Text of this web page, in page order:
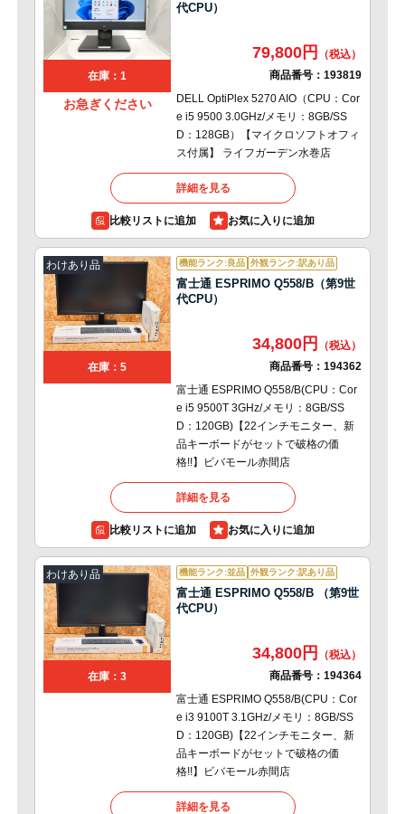
在庫：1
お急ぎください
代CPU）
79,800円
商品番号： 193819
DELL OptiPlex 5270 AIO（CPU：Cor
e i5 9500 3.0GHz/メモリ：8GB/SS
D：128GB）【マイクロソフトオフィ
ス付属】 ライフガーデン水巻店
詳細を見る
比較リストに追加
わけあり品
在庫：5
機能ランク:良品 外観ランク:訳あり品
富士通 ESPRIMO Q558/B（第9世
代CPU）
34,800円
商品番号： 194362
富士通 ESPRIMO Q558/B(CPU：Cor
e i5 9500T 3GHz/メモリ：8GB/SS
D：120GB)【22インチモニター、新
品キーボードがセットで破格の価
格!!】ビバモール赤間店
詳細を見る
比較リストに追加
わけあり品
在庫：3
機能ランク:並品 外観ランク:訳あり品
富士通 ESPRIMO Q558/B （第9世
代CPU）
34,800円
商品番号： 194364
富士通 ESPRIMO Q558/B(CPU：Cor
e i3 9100T 3.1GHz/メモリ：8GB/SS
D：120GB)【22インチモニター、新
品キーボードがセットで破格の価
格!!】ビバモール赤間店
詳細を見る